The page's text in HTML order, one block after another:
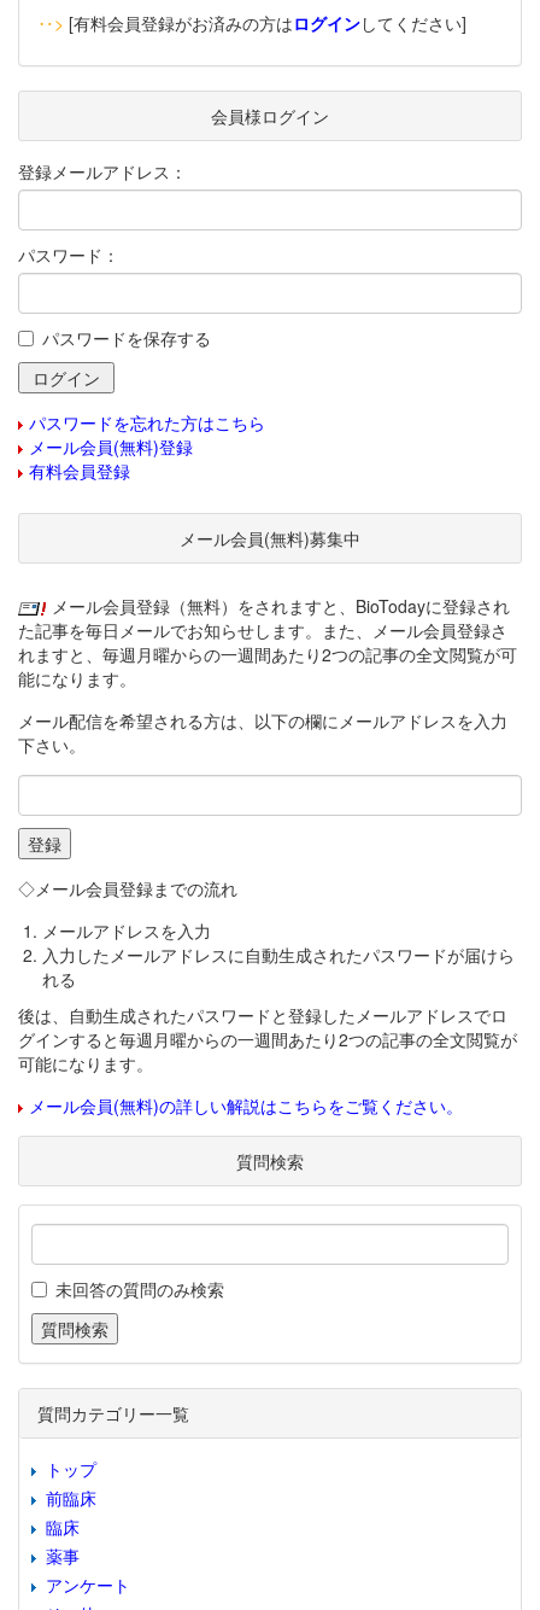
‥> [有料会員登録がお済みの方はログインしてください]
会員様ログイン
登録メールアドレス：
パスワード：
パスワードを保存する
パスワードを忘れた方はこちら
メール会員(無料)登録
有料会員登録
メール会員(無料)募集中
メール会員登録（無料）をされますと、BioTodayに登録され
た記事を毎日メールでお知らせします。また、メール会員登録さ
れますと、毎週月曜からの一週間あたり2つの記事の全文閲覧が可
能になります。
メール配信を希望される方は、以下の欄にメールアドレスを入力
下さい。
◇メール会員登録までの流れ
メールアドレスを入力
入力したメールアドレスに自動生成されたパスワードが届けら
れる
後は、自動生成されたパスワードと登録したメールアドレスでロ
グインすると毎週月曜からの一週間あたり2つの記事の全文閲覧が
可能になります。
メール会員(無料)の詳しい解説はこちらをご覧ください。
質問検索
未回答の質問のみ検索
質問カテゴリー一覧
トップ
前臨床
臨床
薬事
アンケート